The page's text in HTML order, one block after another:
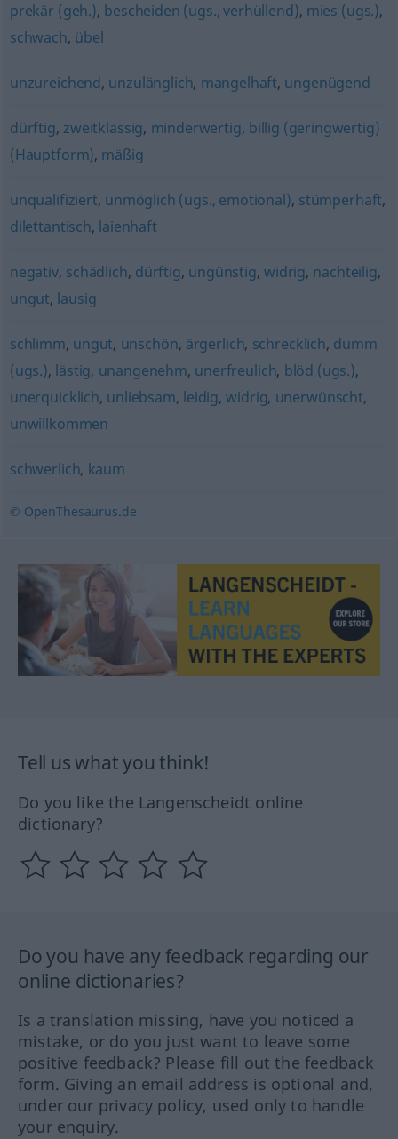
prekär (geh.), bescheiden (ugs., verhüllend), mies (ugs.),
schwach, übel
unzureichend, unzulänglich, mangelhaft, ungenügend
dürftig, zweitklassig, minderwertig, billig (geringwertig)
(Hauptform), mäßig
unqualifiziert, unmöglich (ugs., emotional), stümperhaft,
dilettantisch, laienhaft
negativ, schädlich, dürftig, ungünstig, widrig, nachteilig,
ungut, lausig
schlimm, ungut, unschön, ärgerlich, schrecklich, dumm
(ugs.), lästig, unangenehm, unerfreulich, blöd (ugs.),
unerquicklich, unliebsam, leidig,widrig, unerwünscht,
unwillkommen
schwerlich, kaum
© OpenThesaurus.de
Tell us what you think!
Do you like the Langenscheidt online
dictionary?
Do you have any feedback regarding our
online dictionaries?
Is a translation missing, have you noticed a
mistake, or do you just want to leave some
positive feedback? Please fill out the feedback
form. Giving an email address is optional and,
under our privacy policy, used only to handle
your enquiry.